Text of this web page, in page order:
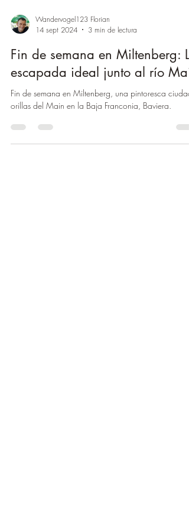
Wandervogel123 Florian
14 sept 2024
3 min de lectura
Fin de semana en Miltenberg: La
escapada ideal junto al río
Fin de semana en Miltenberg, una pintoresca
orillas del Main en la Baja Franconia, Baviera.